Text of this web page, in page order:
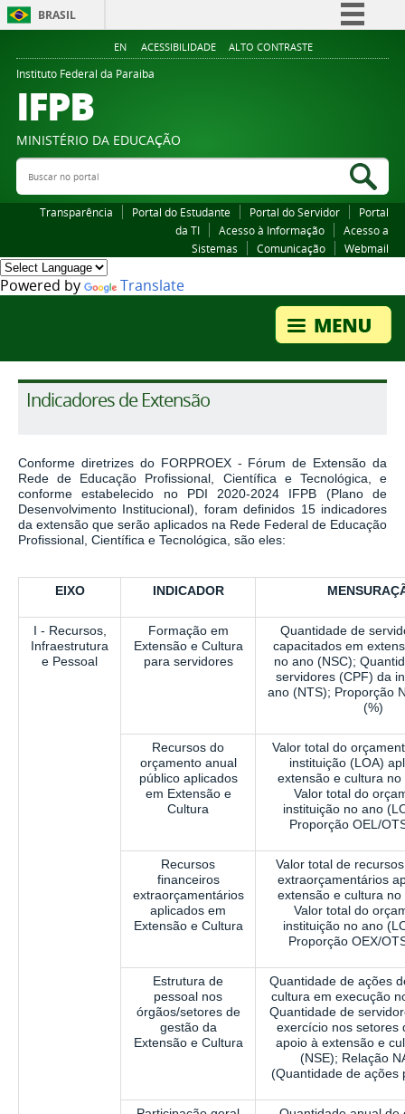
BRASIL
Simplifique!
Legislação
EN ACESSIBILIDADE ALTO CONTRASTE
Instituto Federal da Paraiba
IFPB
MINISTÉRIO DA EDUCAÇÃO
Buscar no portal
Transparência Portal do Estudante Portal do Servidor
Portal
da TI
Acesso à Informação
Acesso a
Sistemas
Comunicação Webmail
Powered by Translate
Indicadores de Extensão
Conforme diretrizes do FORPROEX - Fórum de Extensão da
Rede de Educação Profissional, Científica e Tecnológica,
e
conforme estabelecido no PDI 2020-2024 IFPB (Plano de
Desenvolvimento Institucional) , foram definidos 15 indicadores
da extensão que serão aplicados na Rede Federal de Educação
Profissional, Científica e Tecnológica, são eles:
EIXO INDICADOR
I - Recursos,
Infraestrutura
e Pessoal
Formação em
Extensão e Cultura
para servidores
Quantidade de
capacitados em
no ano (NSC);
servidores (CPF) da
ano (NTS); Proporção
(%)
Recursos do
orçamento anual
público aplicados
em Extensão e
Cultura
Valor total do
instituição (LOA)
extensão e cultura
Valor total do
instituição no ano
Proporção OEL/
Recursos
financeiros
extraorçamentários
aplicados em
Extensão e Cultura
Valor total de
extraorçamentários
extensão e cultura no
Valor total do
instituição no ano
Proporção OEX/
Estrutura de
pessoal nos
órgãos/setores de
gestão da
Extensão e Cultura
Quantidade de ações
cultura em execução
Quantidade de
exercício nos setores
apoio à extensão e
(NSE); Relação
(Quantidade de ações